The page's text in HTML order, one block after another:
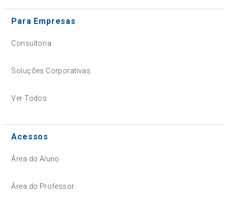
Para Empresas
Consultoria
Soluções Corporativas
Ver Todos
Acessos
Área do Aluno
Área do Professor